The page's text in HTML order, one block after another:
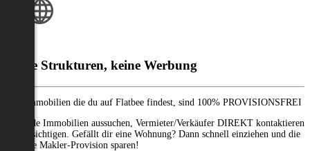
Klare Strukturen, keine Werbung
Alle Immobilien die du auf Flatbee findest, sind 100% PROVISIONSFREI
Passende Immobilien aussuchen, Vermieter/Verkäufer DIREKT kontaktieren
und besichtigen. Gefällt dir eine Wohnung? Dann schnell einziehen und die
gesamte Makler-Provision sparen!